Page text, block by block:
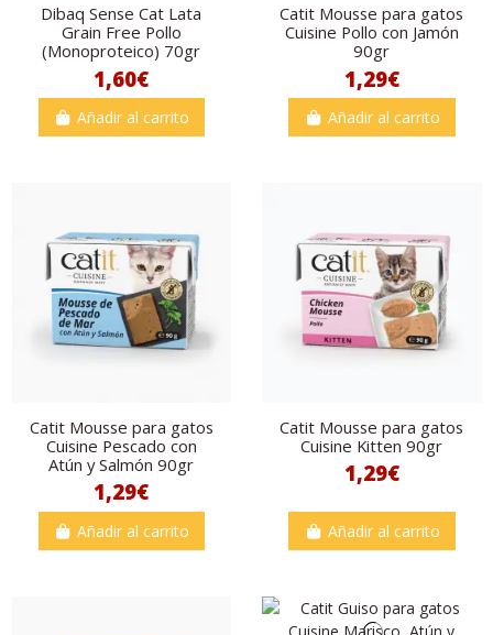
Dibaq Sense Cat Lata
Grain Free Pollo
(Monoproteico) 70gr
1,60€
Añadir al carrito
Catit Mousse para gatos
Cuisine Pollo con Jamón
90gr
1,29€
Añadir al carrito
Catit Mousse para gatos
Cuisine Pescado con
Atún y Salmón 90gr
1,29€
Añadir al carrito
Catit Mousse para gatos
Cuisine Kitten 90gr
1,29€
Añadir al carrito